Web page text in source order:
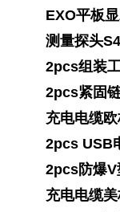
EXO平板
测量探头
2pcs组装
2pcs紧固
充电电缆
2pcs USB
2pcs防爆V
充电电缆